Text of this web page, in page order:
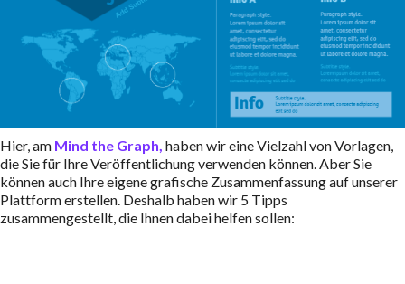
Hier, am Mind the Graph, haben wir eine Vielzahl von Vorlagen,
die Sie für Ihre Veröffentlichung verwenden können. Aber Sie
können auch Ihre eigene grafische Zusammenfassung auf unserer
Plattform erstellen. Deshalb haben wir 5 Tipps
zusammengestellt, die Ihnen dabei helfen sollen: